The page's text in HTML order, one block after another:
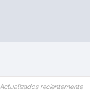
Actualizados recientemente